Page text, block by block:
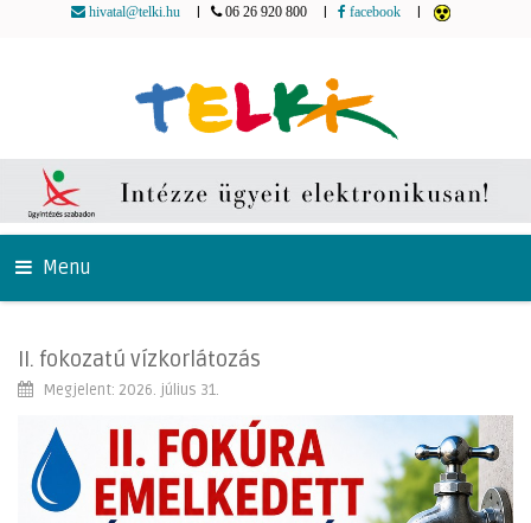
hivatal@telki.hu 06 26 920 800 facebook
Menu
II. fokozatú vízkorlátozás
Megjelent: 2026. július 31.